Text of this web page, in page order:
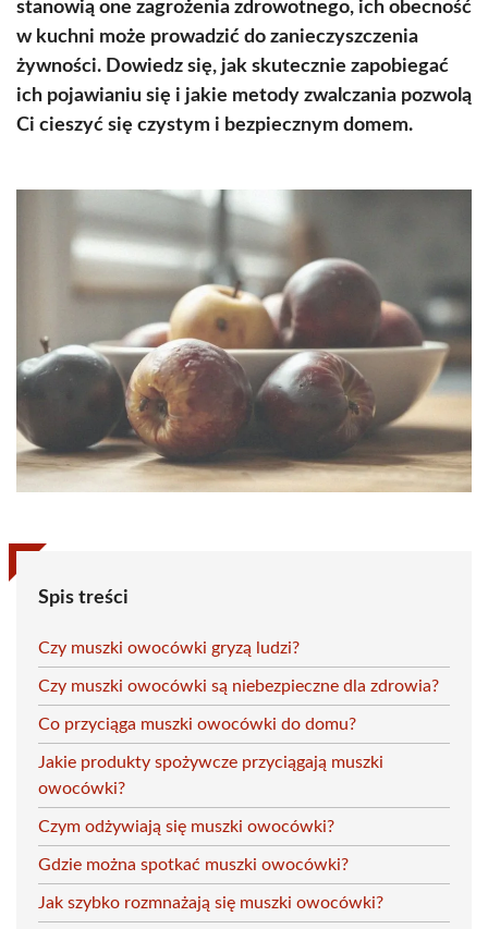
stanowią one zagrożenia zdrowotnego, ich obecność
w kuchni może prowadzić do zanieczyszczenia
żywności. Dowiedz się, jak skutecznie zapobiegać
ich pojawianiu się i jakie metody zwalczania pozwolą
Ci cieszyć się czystym i bezpiecznym domem.
Spis treści
Czy muszki owocówki gryzą ludzi?
Czy muszki owocówki są niebezpieczne dla zdrowia?
Co przyciąga muszki owocówki do domu?
Jakie produkty spożywcze przyciągają muszki
owocówki?
Czym odżywiają się muszki owocówki?
Gdzie można spotkać muszki owocówki?
Jak szybko rozmnażają się muszki owocówki?